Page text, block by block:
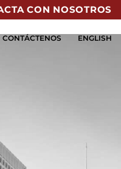
CON NOSOTROS
ENGLISH
CONTÁCTENOS